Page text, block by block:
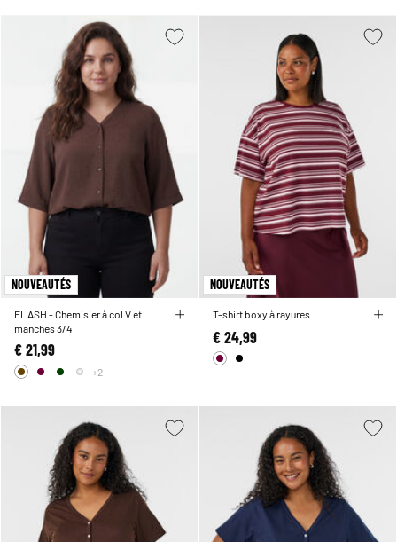
NOUVEAUTÉS
FLASH - Chemisier à col V et
manches 3/4
€ 21,99
+2
NOUVEAUTÉS
T-shirt boxy à rayures
€ 24,99